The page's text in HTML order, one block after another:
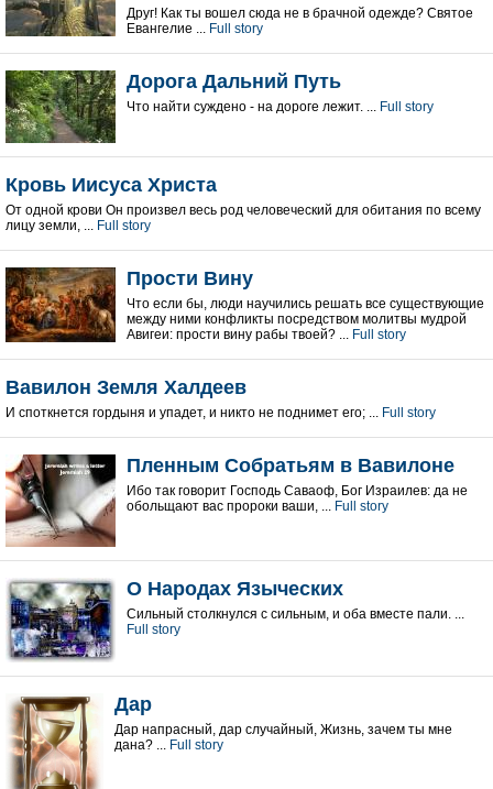
Друг! Как ты вошел сюда не в брачной одежде? Святое
Евангелие ... Full story
Дорога Дальний Путь
Что найти суждено - на дороге лежит. ... Full story
Кровь Иисуса Христа
От одной крови Он произвел весь род человеческий для обитания по всему
лицу земли, ... Full story
Прости Вину
Что если бы, люди научились решать все существующие
между ними конфликты посредством молитвы мудрой
Авигеи: прости вину рабы твоей? ... Full story
Вавилон Земля Халдеев
И споткнется гордыня и упадет, и никто не поднимет его; ... Full story
Пленным Собратьям в Вавилоне
Ибо так говорит Господь Саваоф, Бог Израилев: да не
обольщают вас пророки ваши, ... Full story
О Народах Языческих
Сильный столкнулся с сильным, и оба вместе пали. ...
Full story
Дар
Дар напрасный, дар случайный, Жизнь, зачем ты мне
дана? ... Full story